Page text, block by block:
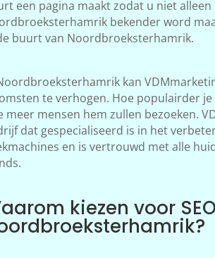
een pagina maakt zodat u niet alleen
bekender word
buurt van Noordbroeksterhamrik.
kan
te verhogen. Hoe populairder je
meer mensen hem zullen bezoeken.
dat gespecialiseerd is in het
en is vertrouwd met alle
kiezen voor SEO